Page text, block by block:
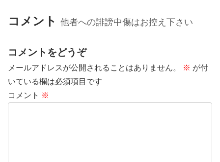
コメント 他者への誹謗中傷はお控え下さい
コメントをどうぞ
メールアドレスが公開されることはありません。 ※ が付
いている欄は必須項目です
コメント ※